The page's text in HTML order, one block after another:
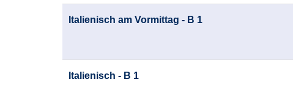
Italienisch am Vormittag - B 1
Italienisch - B 1